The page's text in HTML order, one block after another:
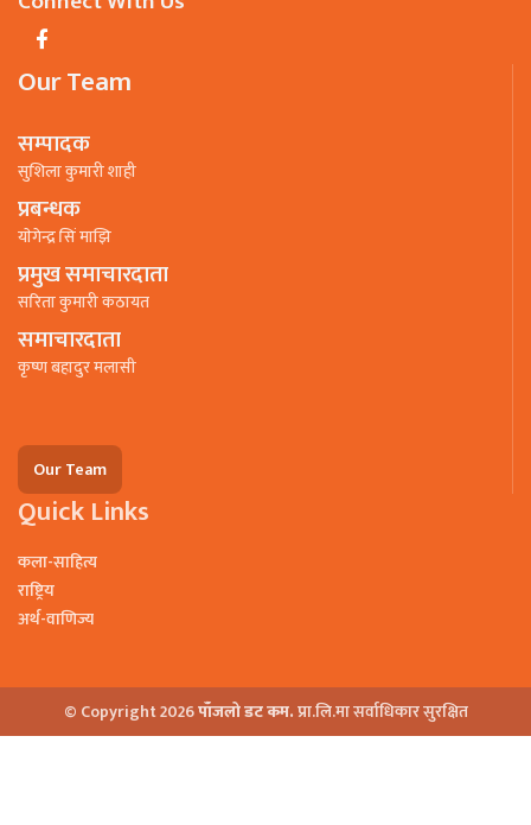
Our Team
सम्पादक
सुशिला कुमारी शाही
प्रबन्धक
याेगेन्द्र सिं माझि
प्रमुख समाचारदाता
सरिता कुमारी कठायत
समाचारदाता
कृष्ण बहादुर मलासी
Our Team
Quick Links
कला-साहित्य
राष्ट्रिय
अर्थ-वाणिज्य
© Copyright 2026पाँजलो डट कम.प्रा.लि.मा सर्वाधिकार सुरक्षित